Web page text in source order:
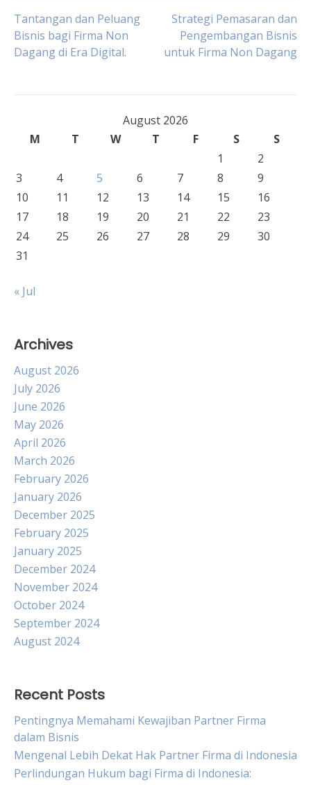
Post
navigation
Tantangan dan Peluang
Bisnis bagi Firma Non
Dagang di Era Digital.
Strategi Pemasaran dan
Pengembangan Bisnis
untuk Firma Non Dagang
August 2026
M
T W T F S
S
1
2
3
4 5 6 7 8
9
10
11 12 13 14 15
16
17
18 19 20 21 22
23
24
25 26 27 28 29
30
31
« Jul
Archives
August 2026
July 2026
June 2026
May 2026
April 2026
March 2026
February 2026
January 2026
December 2025
February 2025
January 2025
December 2024
November 2024
October 2024
September 2024
August 2024
Recent Posts
Pentingnya Memahami Kewajiban Partner Firma
dalam Bisnis
Mengenal Lebih Dekat Hak Partner Firma di Indonesia
Perlindungan Hukum bagi Firma di Indonesia: